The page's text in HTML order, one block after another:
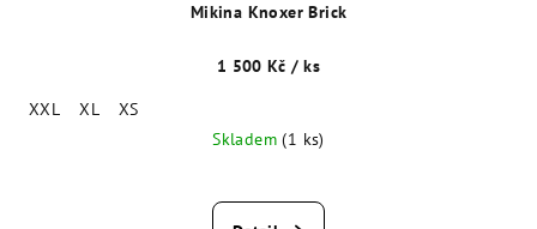
Mikina Knoxer Brick
1 500 Kč / ks
XXL
XL
XS
Skladem(1 ks)